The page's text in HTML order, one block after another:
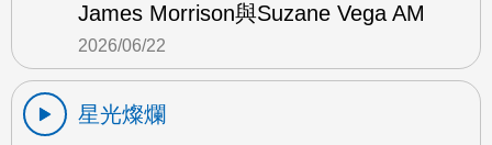
James Morrison與Suzane Vega AM
2026/06/22
星光燦爛